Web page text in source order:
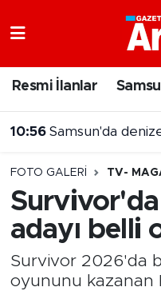
Resmi İlanlar
10:56 Samsun'da
FOTO GALERI TV-
adayı belli
Survivor 2026'da
oyununu kazanan
Samsun Namaz
Süper Lig Puan
Tüm Manşetler